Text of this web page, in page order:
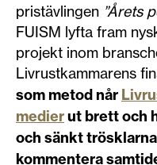
pristävlingen ”Årets
FUISM lyfta fram
projekt inom
Livrustkammarens
som metod når
medierut brett och
och sänkt
kommentera